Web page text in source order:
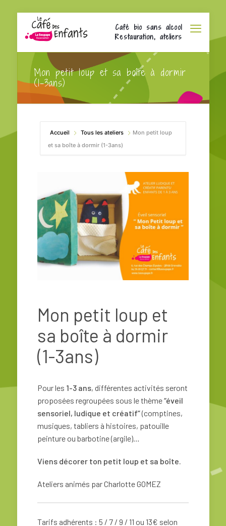
Café bio sans alcool
Restauration, ateliers
Mon petit loup et sa boîte à dormir
(1-3ans)
Accueil Tous les ateliers
Mon petit loup
et sa boîte à dormir (1-3ans)
Mon petit loup et
sa boîte à dormir
(1-3ans)
Pour les 1-3 ans, différentes activités seront
proposées regroupées sous le thème“éveil
sensoriel, ludique et créatif”(comptines,
musiques, tabliers à histoires, patouille
peinture ou barbotine (argile)…
Viens décorer ton petit loup et sa boîte.
Ateliers animés par Charlotte GOMEZ
Tarifs adhérents : 5 / 7 / 9 / 11 ou 13€ selon